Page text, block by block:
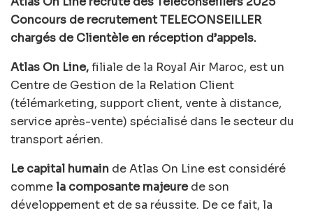
Concours de recrutement TELECONSEILLER
chargés de Clientèle en réception d’appels.
Atlas On Line,filiale de la Royal Air Maroc, est un
Centre de Gestion de la Relation Client
(télémarketing, support client, vente à distance,
service après-vente) spécialisé dans le secteur du
transport aérien.
Le capital humain de Atlas On Line est considéré
commela composante majeurede son
développement et de sa réussite. De ce fait, la